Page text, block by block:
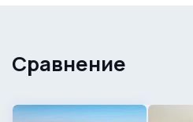
Сравнение